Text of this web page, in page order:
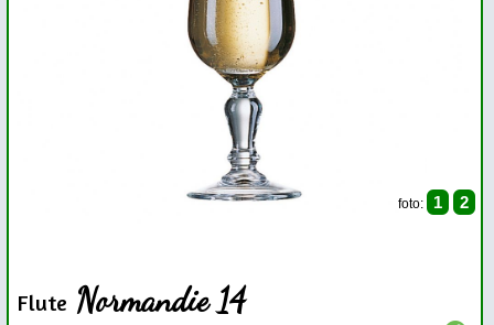
foto: 1 2
Flute Normandie 14